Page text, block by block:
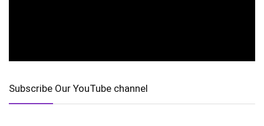
Subscribe Our YouTube channel